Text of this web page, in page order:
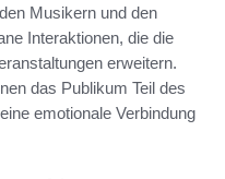
Musikern und den
Interaktionen, die die
erweitern.
das Publikum Teil des
emotionale Verbindung